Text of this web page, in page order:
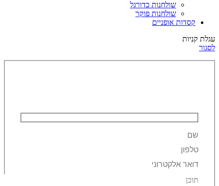
שולחנות כדורגל
שולחנות פוקר
קסדות אופניים
עגלת קניות
לסגור